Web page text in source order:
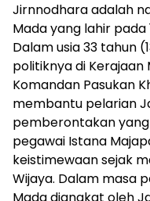
Jirnnodhara adalah
Mada yang lahir pada
Dalam usia 33 tahun
politiknya di
Komandan Pasukan
membantu pelarian
pemberontakan yang
pegawai Istana
keistimewaan sejak
Wijaya. Dalam masa